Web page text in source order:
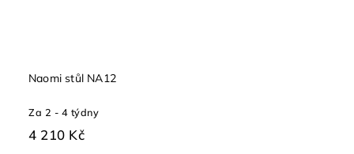
Naomi stůl NA12
Za 2 - 4 týdny
4 210 Kč